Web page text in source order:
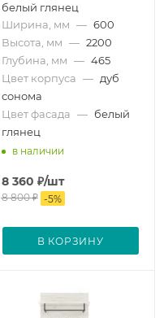
белый глянец
Ширина, мм — 600
Высота, мм — 2200
Глубина, мм — 465
Цвет корпуса — дуб
сонома
Цвет фасада — белый
глянец
в наличии
8 360 ₽/шт
8 800₽ -5%
В КОРЗИНУ